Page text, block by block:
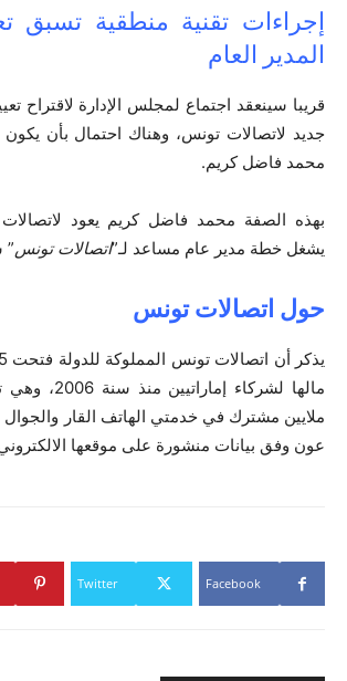
إجراءات تقنية منطقية تسبق
المدير العام
قريبا سينعقد اجتماع لمجلس الإدارة لاقتراح
جديد لاتصالات تونس، وهناك احتمال بأن
محمد فاضل كريم.
بهذه الصفة محمد فاضل كريم يعود
يشغل خطة مدير عام مساعد لـ”اتصالات تونس”
حول اتصالات تونس
عون وفق بيانات منشورة على موقعها
Facebook
Twitter